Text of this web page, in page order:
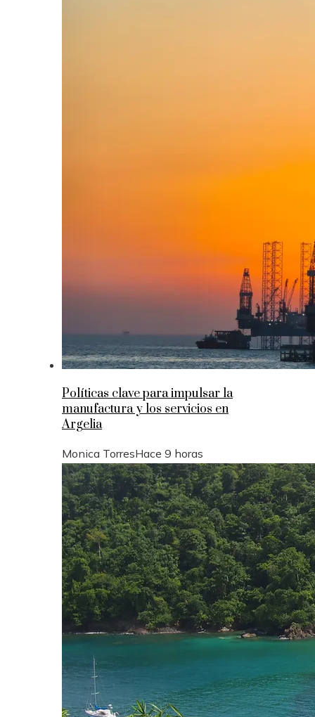
Políticas clave para impulsar la
manufactura y los servicios en
Argelia
Monica TorresHace 9 horas